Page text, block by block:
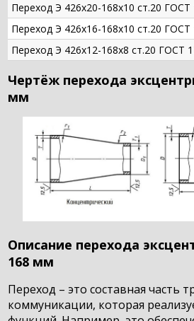
Переход Э 426х20-168х10 ст.20 ГОСТ
Переход Э 426х16-168х10 ст.20 ГОСТ
Переход Э 426х12-168х8 ст.20 ГОСТ
Чертёж перехода
мм
Описание перехода
168 мм
Переход – это составная часть
коммуникации, которая